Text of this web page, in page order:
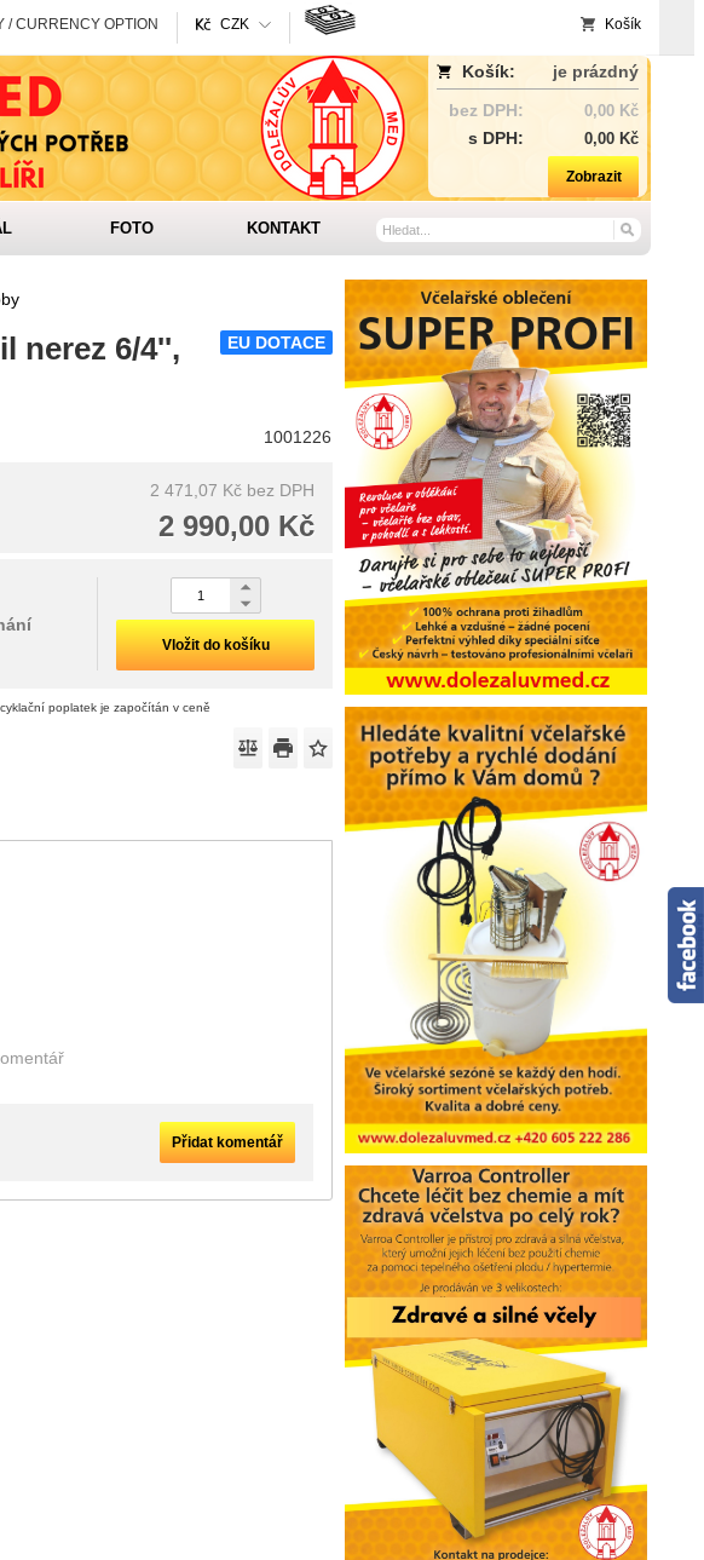
/ CURRENCY OPTION CZK Košík
Košík:
je prázdný
bez DPH:
0,00 Kč
s DPH: 0,00 Kč
Zobrazit
FOTO KONTAKT
EU DOTACE
nerez 6/4'',
1001226
2 471,07 Kč bez DPH
2 990,00 Kč
Vložit do košíku
poplatek je započítán v ceně
Přidat komentář